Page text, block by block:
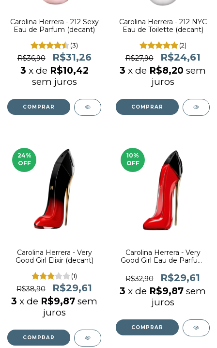
Carolina Herrera - 212 Sexy
Eau de Parfum (decant)
(3)
R$36,90 R$31,26
3 x de R$10,42
sem juros
COMPRAR
Carolina Herrera - 212 NYC
Eau de Toilette (decant)
(2)
R$27,90 R$24,61
3 x de R$8,20 sem
juros
COMPRAR
24%
OFF
Carolina Herrera - Very
Good Girl Elixir (decant)
(1)
R$38,90 R$29,61
3 x de R$9,87 sem
juros
COMPRAR
10%
OFF
Carolina Herrera - Very
Good Girl Eau de Parfum
R$32,90
R$29,61
3 x de R$9,87 sem
juros
COMPRAR